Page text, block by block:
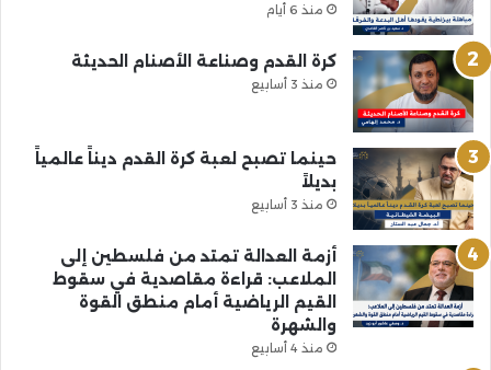
منذ 6 أيام
كرة القدم وصناعة الأصنام الحديثة
منذ 3 أسابيع
حينما تصبح لعبة كرة القدم ديناً عالمياً
بديلاً
منذ 3 أسابيع
أزمة العدالة تمتد من فلسطين إلى
الملاعب: قراءة مقاصدية في سقوط
القيم الرياضية أمام منطق القوة
والشهرة
منذ 4 أسابيع